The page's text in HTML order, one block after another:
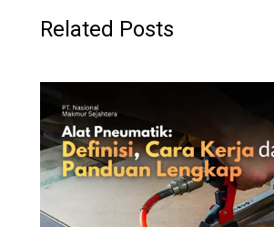
Related Posts